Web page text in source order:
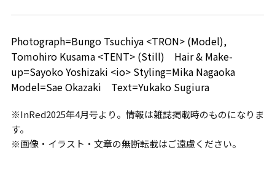
Photograph=Bungo Tsuchiya <TRON> (Model),
Tomohiro Kusama <TENT> (Still) Hair & Make-
up=Sayoko Yoshizaki <io> Styling=Mika Nagaoka
Model=Sae Okazaki Text=Yukako Sugiura
※InRed2025年4月号より。情報は雑誌掲載時のものになりま
す。
※画像・イラスト・文章の無断転載はご遠慮ください。